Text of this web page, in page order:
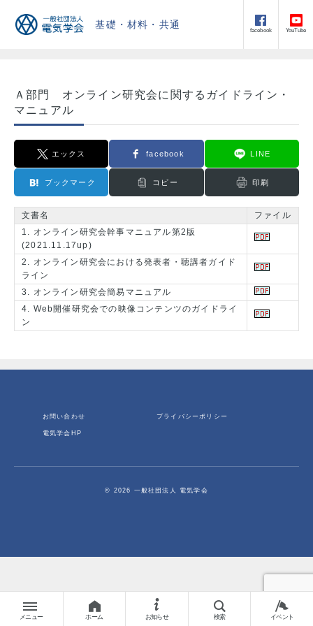
基礎・材料・共通
facebook YouTube
メニュー ホーム お知らせ 検索 イベント
Ａ部門 オンライン研究会に関するガイドライン・
マニュアル
エックス facebook LINE
ブックマーク コピー 印刷
文書名
ファイル
1. オンライン研究会幹事マニュアル第2版
(2021.11.17up)
2. オンライン研究会における発表者・聴講者ガイド
ライン
3. オンライン研究会簡易マニュアル
4. Web開催研究会での映像コンテンツのガイドライ
ン
お問い合わせ プライバシーポリシー
電気学会HP
© 2026 一般社団法人 電気学会